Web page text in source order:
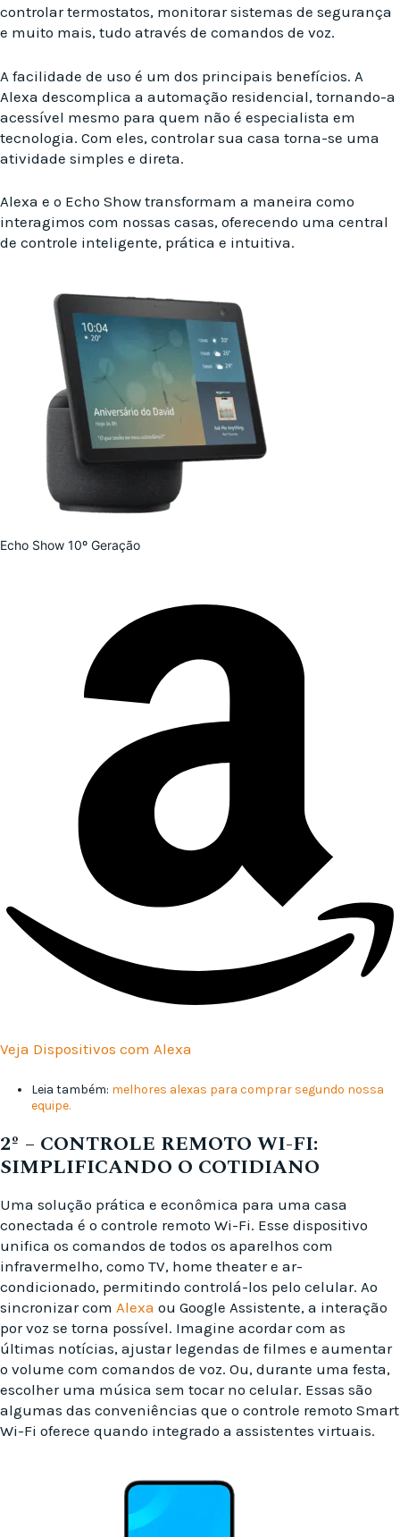
controlar termostatos, monitorar sistemas de segurança
e muito mais, tudo através de comandos de voz.
A facilidade de uso é um dos principais benefícios. A
Alexa descomplica a automação residencial, tornando-a
acessível mesmo para quem não é especialista em
tecnologia. Com eles, controlar sua casa torna-se uma
atividade simples e direta.
Alexa e o Echo Show transformam a maneira como
interagimos com nossas casas, oferecendo uma central
de controle inteligente, prática e intuitiva.
Echo Show 10º Geração
Veja Dispositivos com Alexa
Leia também: melhores alexas para comprar segundo nossa
equipe.
2º – CONTROLE REMOTO WI-FI:
SIMPLIFICANDO O COTIDIANO
Uma solução prática e econômica para uma casa
conectada é o controle remoto Wi-Fi. Esse dispositivo
unifica os comandos de todos os aparelhos com
infravermelho, como TV, home theater e ar-
condicionado, permitindo controlá-los pelo celular. Ao
sincronizar com Alexa ou Google Assistente, a interação
por voz se torna possível. Imagine acordar com as
últimas notícias, ajustar legendas de filmes e aumentar
o volume com comandos de voz. Ou, durante uma festa,
escolher uma música sem tocar no celular. Essas são
algumas das conveniências que o controle remoto Smart
Wi-Fi oferece quando integrado a assistentes virtuais.